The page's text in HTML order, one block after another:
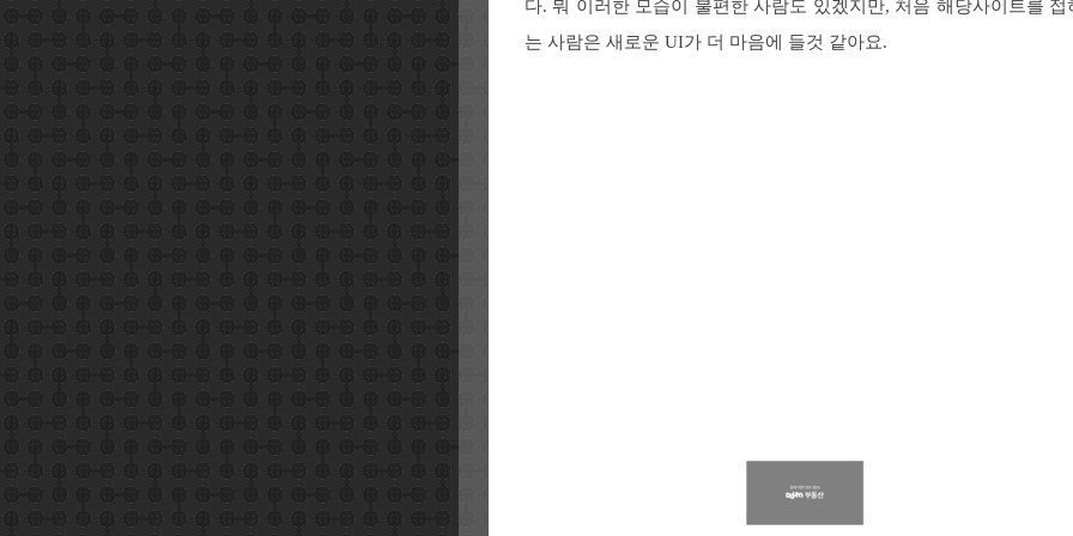
다. 뭐 이러한 모습이 불편한 사람도 있겠지만, 처음 해당사이트를 접
는 사람은 새로운 UI가 더 마음에 들것 같아요.